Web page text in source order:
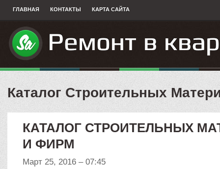
ГЛАВНАЯ КОНТАКТЫ КАРТА САЙТА
Каталог Строительных
КАТАЛОГ СТРОИТЕЛЬНЫХ
И ФИРМ
Март 25, 2016 – 07:45